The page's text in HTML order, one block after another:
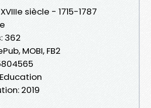
siècle - 1715-1787
362
MOBI, FB2
2019